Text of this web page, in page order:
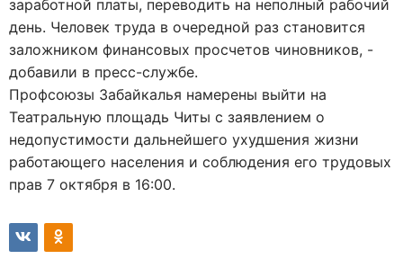
заработной платы, переводить на неполный рабочий
день. Человек труда в очередной раз становится
заложником финансовых просчетов чиновников, -
добавили в пресс-службе.
Профсоюзы Забайкалья намерены выйти на
Театральную площадь Читы с заявлением о
недопустимости дальнейшего ухудшения жизни
работающего населения и соблюдения его трудовых
прав 7 октября в 16:00.